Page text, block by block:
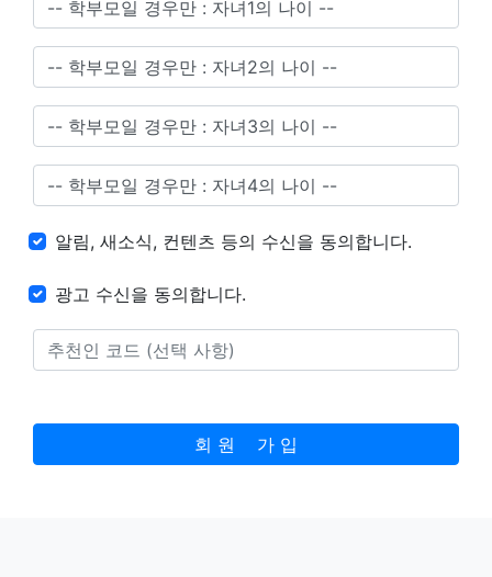
알림, 새소식, 컨텐츠 등의 수신을 동의합니다.
광고 수신을 동의합니다.
회 원 가 입